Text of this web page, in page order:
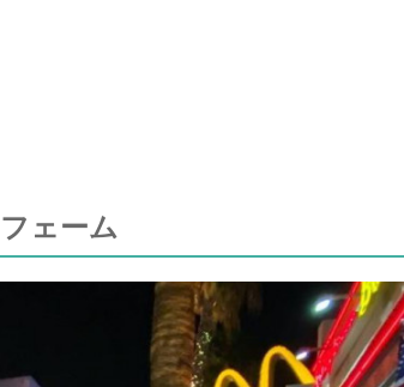
ェーム